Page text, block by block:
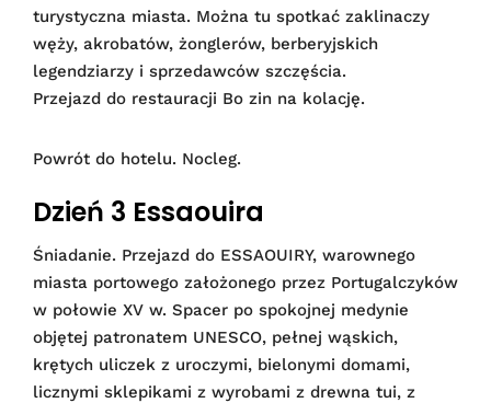
turystyczna miasta. Można tu spotkać zaklinaczy
węży, akrobatów, żonglerów, berberyjskich
legendziarzy i sprzedawców szczęścia.
Przejazd do restauracji Bo zin na kolację.
Powrót do hotelu. Nocleg.
Dzień 3 Essaouira
Śniadanie. Przejazd do ESSAOUIRY, warownego
miasta portowego założonego przez Portugalczyków
w połowie XV w. Spacer po spokojnej medynie
objętej patronatem UNESCO, pełnej wąskich,
krętych uliczek z uroczymi, bielonymi domami,
licznymi sklepikami z wyrobami z drewna tui, z